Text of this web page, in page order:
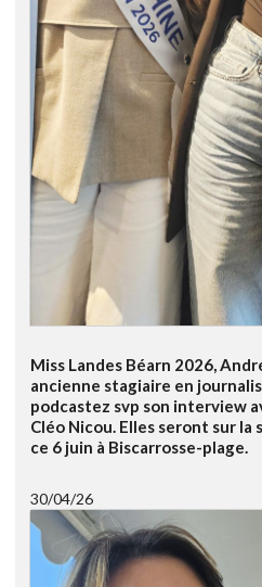
Miss Landes Béarn 2026,
ancienne stagiaire en
podcastez svp son interview
Cléo Nicou. Elles seront sur la
ce 6 juin à Biscarrosse-plage.
30/04/26